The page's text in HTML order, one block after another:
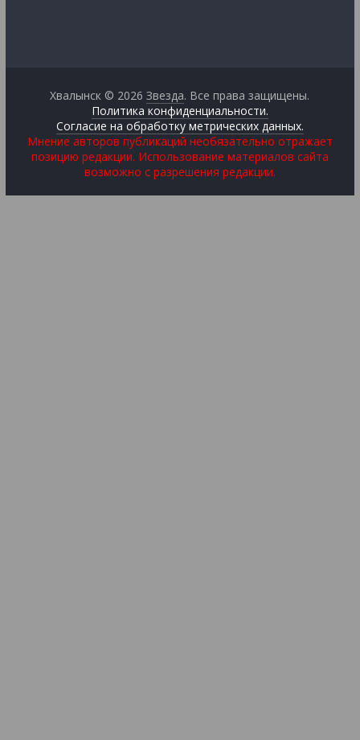
Хвалынск © 2026Звезда. Все права защищены.
Политика конфиденциальности.
Согласие на обработку метрических данных.
Мнение авторов публикаций необязательно отражает
позицию редакции. Использование материалов сайта
возможно с разрешения редакции.